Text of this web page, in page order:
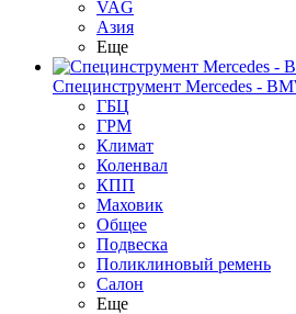
VAG
Азия
Еще
Специнструмент Mercedes -
ГБЦ
ГРМ
Климат
Коленвал
КПП
Маховик
Общее
Подвеска
Поликлиновый ремень
Салон
Еще